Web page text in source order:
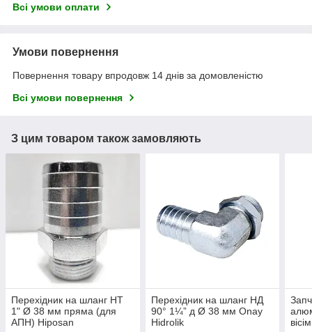
Всі умови оплати
Умови повернення
Повернення товару впродовж 14 днів за домовленістю
Всі умови повернення
З цим товаром також замовляють
Перехідник на шланг НТ
1" Ø 38 мм пряма (для
АПН) Hiposan
Перехідник на шланг НД
90° 1¼” д Ø 38 мм Onay
Hidrolik